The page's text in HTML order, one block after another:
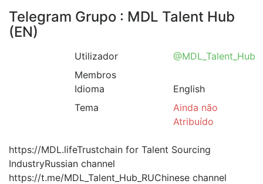
Telegram Grupo : MDL Talent Hub
(EN)
Utilizador
@MDL_Talent_Hub
Membros
Idioma
English
Tema
Ainda não
Atribuído
https://MDL.lifeTrustchain for Talent Sourcing
IndustryRussian channel
https://t.me/MDL_Talent_Hub_RUChinese channel